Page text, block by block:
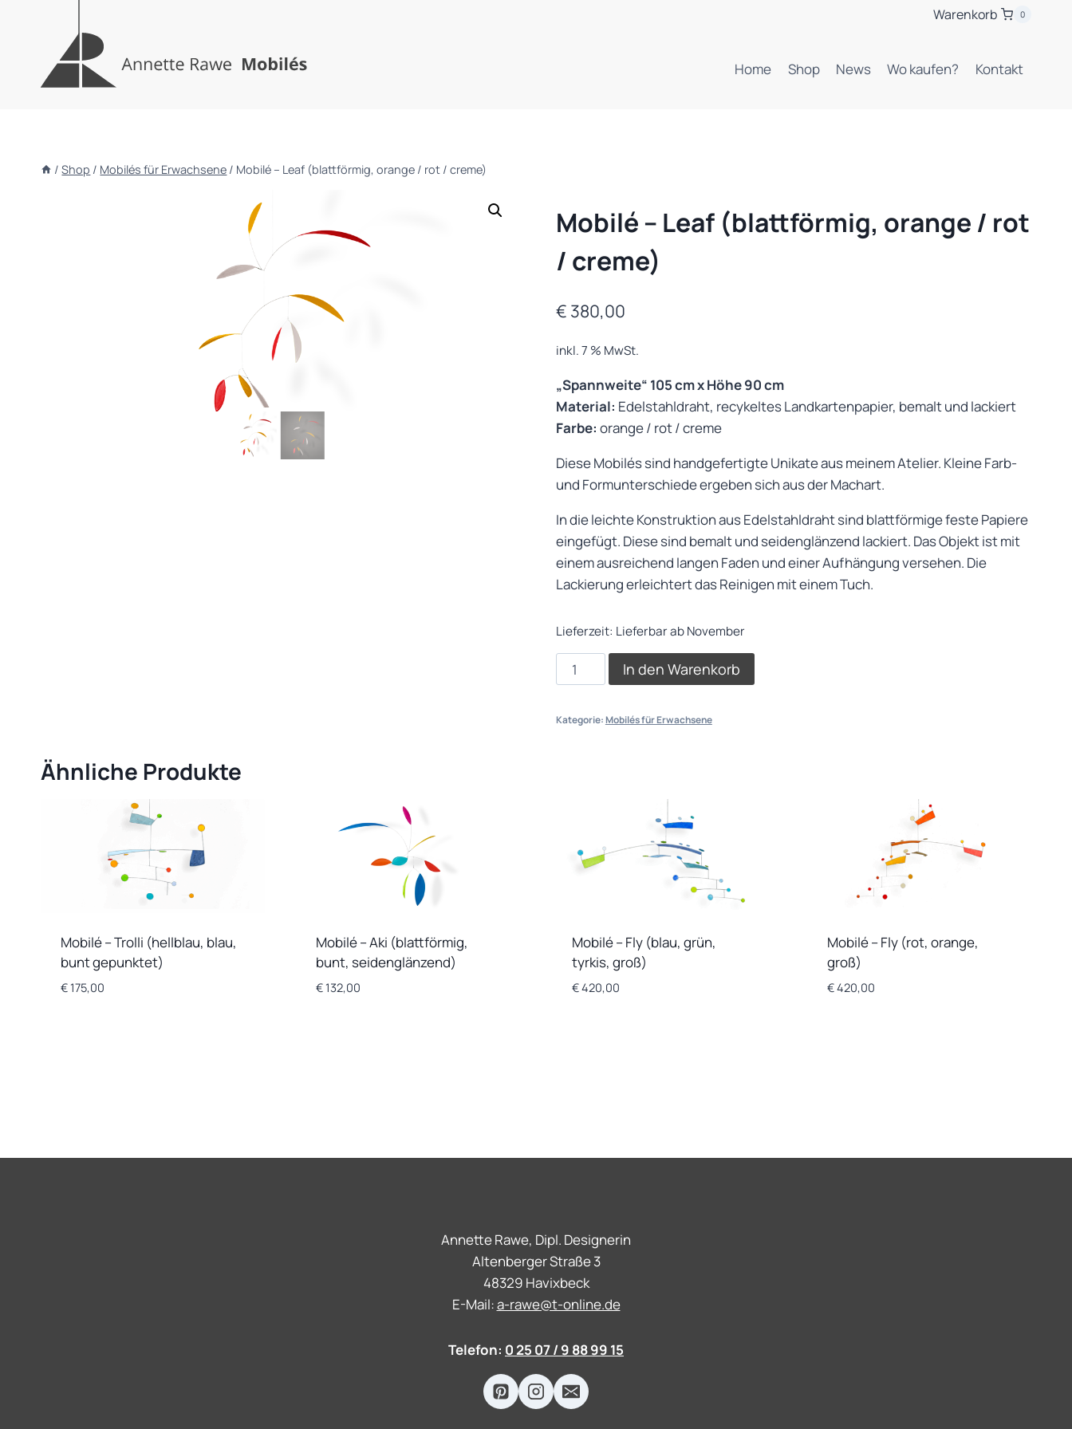
Warenkorb 0
Home Shop News Wo kaufen? Kontakt
/ Shop / Mobilés für Erwachsene / Mobilé – Leaf (blattförmig, orange / rot / creme)
Mobilé – Leaf (blattförmig, orange / rot
/ creme)
€ 380,00
inkl. 7 % MwSt.
„Spannweite“ 105 cm x Höhe 90 cm
Material: Edelstahldraht, recykeltes Landkartenpapier, bemalt und lackiert
Farbe: orange / rot / creme
Diese Mobilés sind handgefertigte Unikate aus meinem Atelier. Kleine Farb-
und Formunterschiede ergeben sich aus der Machart.
In die leichte Konstruktion aus Edelstahldraht sind blattförmige feste Papiere
eingefügt. Diese sind bemalt und seidenglänzend lackiert. Das Objekt ist mit
einem ausreichend langen Faden und einer Aufhängung versehen. Die
Lackierung erleichtert das Reinigen mit einem Tuch.
Lieferzeit: Lieferbar ab November
Mobilé
–
(blattförmig,
Menge
In den Warenkorb
Kategorie:Mobilés für Erwachsene
Ähnliche Produkte
Mobilé – Trolli (hellblau, blau,
bunt gepunktet)
€175,00
Mobilé – Aki (blattförmig,
bunt, seidenglänzend)
€ 132,00
Mobilé – Fly (blau, grün,
tyrkis, groß)
€420,00
Mobilé – Fly (rot, orange,
groß)
€420,00
Annette Rawe, Dipl. Designerin
Altenberger Straße 3
48329 Havixbeck
E-Mail:a-rawe@t-online.de
Telefon: 0 25 07 / 9 88 99 15